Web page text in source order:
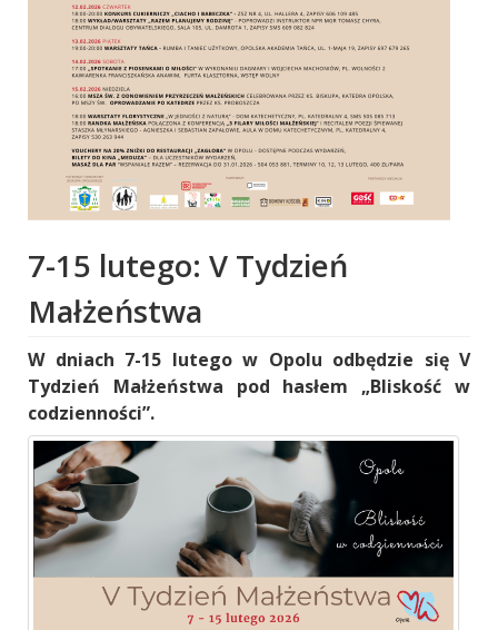
7-15 lutego: V Tydzień
Małżeństwa
W dniach 7-15 lutego w Opolu odbędzie się V
Tydzień Małżeństwa pod hasłem „Bliskość w
codzienności”.